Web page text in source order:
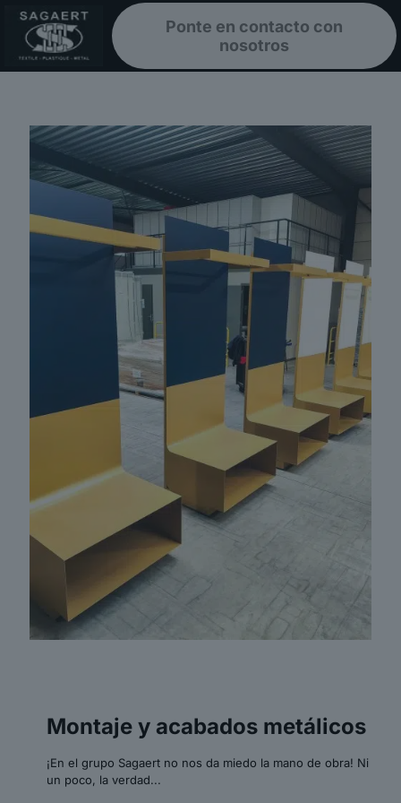
Ponte en contacto con
nosotros
Montaje y acabados metálicos
¡En el grupo Sagaert no nos da miedo la mano de obra! Ni
un poco, la verdad...